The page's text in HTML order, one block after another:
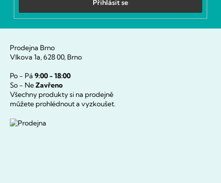
Přihlásit se
Prodejna Brno
Vlkova 1a, 628 00, Brno
Po - Pá 9:00 - 18:00
So - NeZavřeno
Všechny produkty si na prodejně
můžete prohlédnout a vyzkoušet.